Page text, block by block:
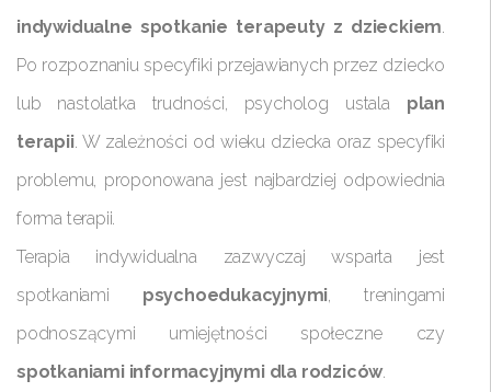
indywidualne spotkanie terapeuty z dzieckiem.
Po rozpoznaniu specyfiki przejawianych przez dziecko
lub nastolatka trudności, psycholog ustala plan
terapii. W zależności od wieku dziecka oraz specyfiki
problemu, proponowana jest najbardziej odpowiednia
forma terapii.
Terapia indywidualna zazwyczaj wsparta jest
spotkaniami psychoedukacyjnymi, treningami
podnoszącymi umiejętności społeczne czy
spotkaniami informacyjnymi dla rodziców.